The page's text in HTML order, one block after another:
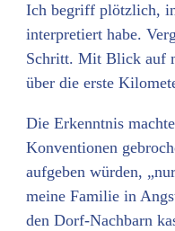
Ich begriff plötzlich,
interpretiert habe.
Schritt. Mit Blick auf
über die erste
Die Erkenntnis
Konventionen
aufgeben würden,
meine Familie in
den Dorf-Nachbarn